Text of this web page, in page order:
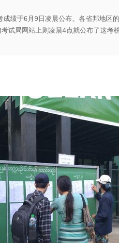
成绩于6月9日凌晨公布。各省邦地区
试局网站上则凌晨4点就公布了这考榜